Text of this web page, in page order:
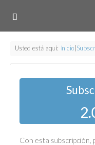
Usted está aquí: Inicio
Con esta